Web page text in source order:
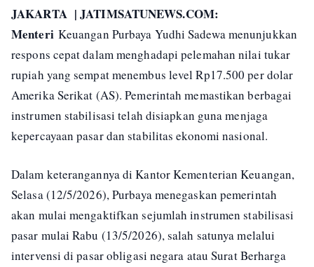
JAKARTA | JATIMSATUNEWS.COM:
Menteri Keuangan Purbaya Yudhi Sadewa menunjukkan
respons cepat dalam menghadapi pelemahan nilai tukar
rupiah yang sempat menembus level Rp17.500 per dolar
Amerika Serikat (AS). Pemerintah memastikan berbagai
instrumen stabilisasi telah disiapkan guna menjaga
kepercayaan pasar dan stabilitas ekonomi nasional.
Dalam keterangannya di Kantor Kementerian Keuangan,
Selasa (12/5/2026), Purbaya menegaskan pemerintah
akan mulai mengaktifkan sejumlah instrumen stabilisasi
pasar mulai Rabu (13/5/2026), salah satunya melalui
intervensi di pasar obligasi negara atau Surat Berharga